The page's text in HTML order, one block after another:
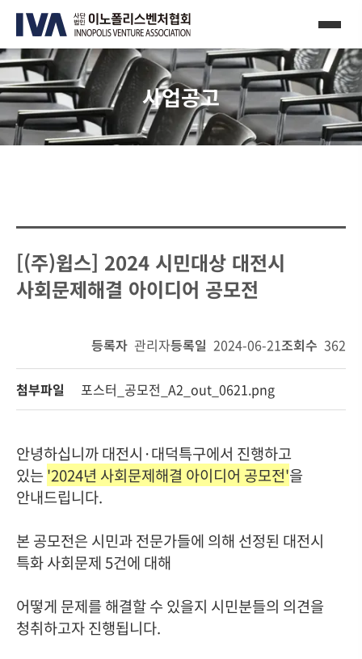
사업공고
[(주)윕스] 2024 시민대상 대전시
사회문제해결 아이디어 공모전
등록자 관리자등록일 2024-06-21조회수 362
첨부파일 포스터_공모전_A2_out_0621.png
안녕하십니까 대전시·대덕특구에서 진행하고
있는 '2024년 사회문제해결 아이디어 공모전'을
안내드립니다.
본 공모전은 시민과 전문가들에 의해 선정된 대전시
특화 사회문제 5건에 대해
어떻게 문제를 해결할 수 있을지 시민분들의 의견을
청취하고자 진행됩니다.